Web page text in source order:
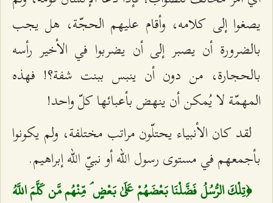
يصغوا إلى كلامه، وأقام عليهم الحجّة، هل يجب
بالضرورة أن يصبر إلى أن يضربوا في الأخير رأسه
بالحجارة، من دون أن ينبس ببنت شفة؟! فهذه
المهمّة لا يُمكن أن ينهض بأعبائها كلّ واحد!
لقد كان الأنبياء يحتلّون مراتب مختلفة، ولم يكونوا
بأجمعهم في مستوى رسول الله أو نبيّ الله إبراهيم.
﴿تِلْكَ الرُّسُلُ فَضَّلْنَا بَعْضَهُمْ عَلَىٰ بَعْضٍ ۘ مِّنْهُم مَّن كَلَّمَ اللَّهُ